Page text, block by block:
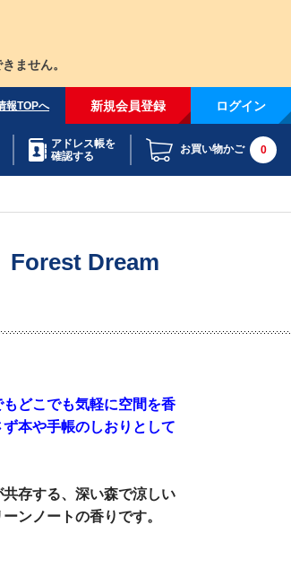
ません。
報TOPへ 新規会員登録 ログイン
アドレス帳を
確認する
お買い物かご 0
Forest Dream
どこでも気軽に空間を香
本や手帳のしおりとして
存する、深い森で涼しい
ンノートの香りです。